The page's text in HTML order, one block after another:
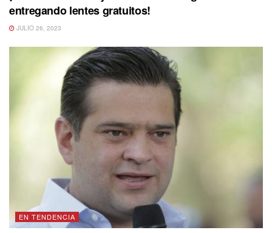
entregando lentes gratuitos!
JULIO 26, 2023
EN TENDENCIA